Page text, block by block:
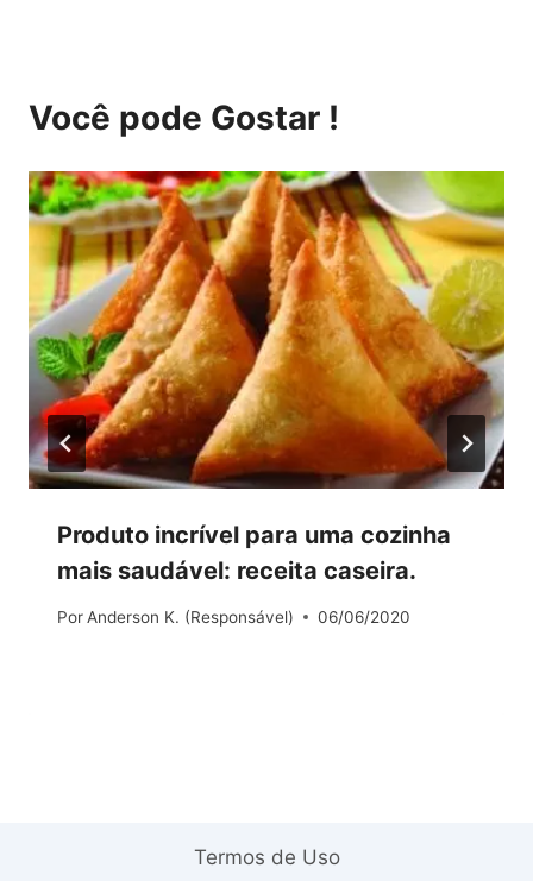
Você pode Gostar !
Produto incrível para uma cozinha
mais saudável: receita caseira.
Por Anderson K. (Responsável) 06/06/2020
Termos de Uso